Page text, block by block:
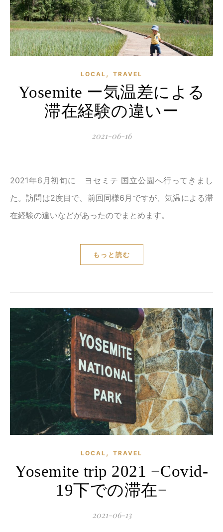
LOCAL , TRAVEL
Yosemite ー気温差による
滞在経験の違いー
2021-06-16
2021年6月初旬に ヨセミテ 国立公園へ行ってきまし
た。訪問は2度目で、前回同様6月ですが、気温による滞
在経験の違いなどがあったのでまとめます。
もっと読む
LOCAL , TRAVEL
Yosemite trip 2021 −Covid-
19下での滞在−
2021-06-13